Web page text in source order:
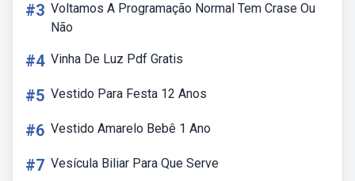
#3 Voltamos A Programação Normal Tem Crase Ou
Não
#4 Vinha De Luz Pdf Gratis
#5 Vestido Para Festa 12 Anos
#6 Vestido Amarelo Bebê 1 Ano
#7 Vesícula Biliar Para Que Serve